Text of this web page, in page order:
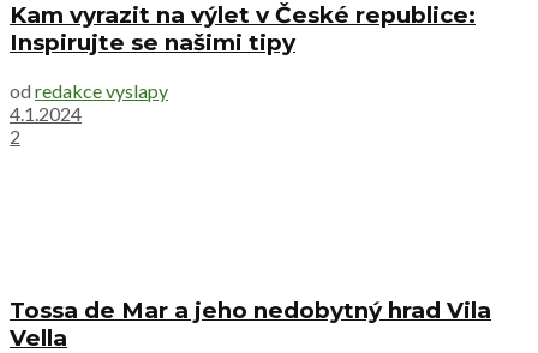
Kam vyrazit na výlet v České republice:
Inspirujte se našimi tipy
od redakce vyslapy
4.1.2024
2
Tossa de Mar a jeho nedobytný hrad Vila
Vella